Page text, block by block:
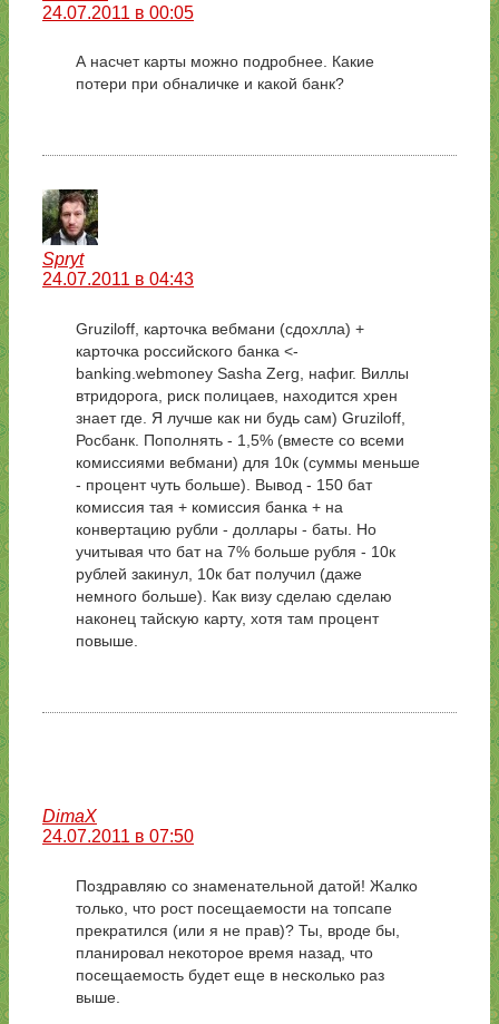
24.07.2011 в 00:05
А насчет карты можно подробнее. Какие
потери при обналичке и какой банк?
Spryt
24.07.2011 в 04:43
Gruziloff, карточка вебмани (сдохлла) +
карточка российского банка <-
banking.webmoney Sasha Zerg, нафиг. Виллы
втридорога, риск полицаев, находится хрен
знает где. Я лучше как ни будь сам) Gruziloff,
Росбанк. Пополнять - 1,5% (вместе со всеми
комиссиями вебмани) для 10к (суммы меньше
- процент чуть больше). Вывод - 150 бат
комиссия тая + комиссия банка + на
конвертацию рубли - доллары - баты. Но
учитывая что бат на 7% больше рубля - 10к
рублей закинул, 10к бат получил (даже
немного больше). Как визу сделаю сделаю
наконец тайскую карту, хотя там процент
повыше.
DimaX
24.07.2011 в 07:50
Поздравляю со знаменательной датой! Жалко
только, что рост посещаемости на топсапе
прекратился (или я не прав)? Ты, вроде бы,
планировал некоторое время назад, что
посещаемость будет еще в несколько раз
выше.